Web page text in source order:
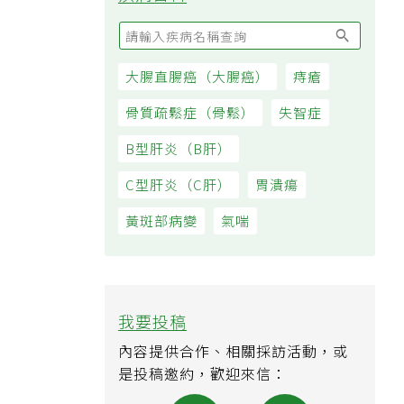
大腸直腸癌（大腸癌）
痔瘡
骨質疏鬆症（骨鬆）
失智症
B型肝炎（B肝）
C型肝炎（C肝）
胃潰瘍
黃斑部病變
氣喘
我要投稿
內容提供合作、相關採訪活動，或
是投稿邀約，歡迎來信：